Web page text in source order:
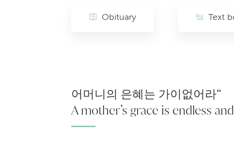
Obituary Text
어머니의 은혜는 가이없어라“
A mother’s grace is endless